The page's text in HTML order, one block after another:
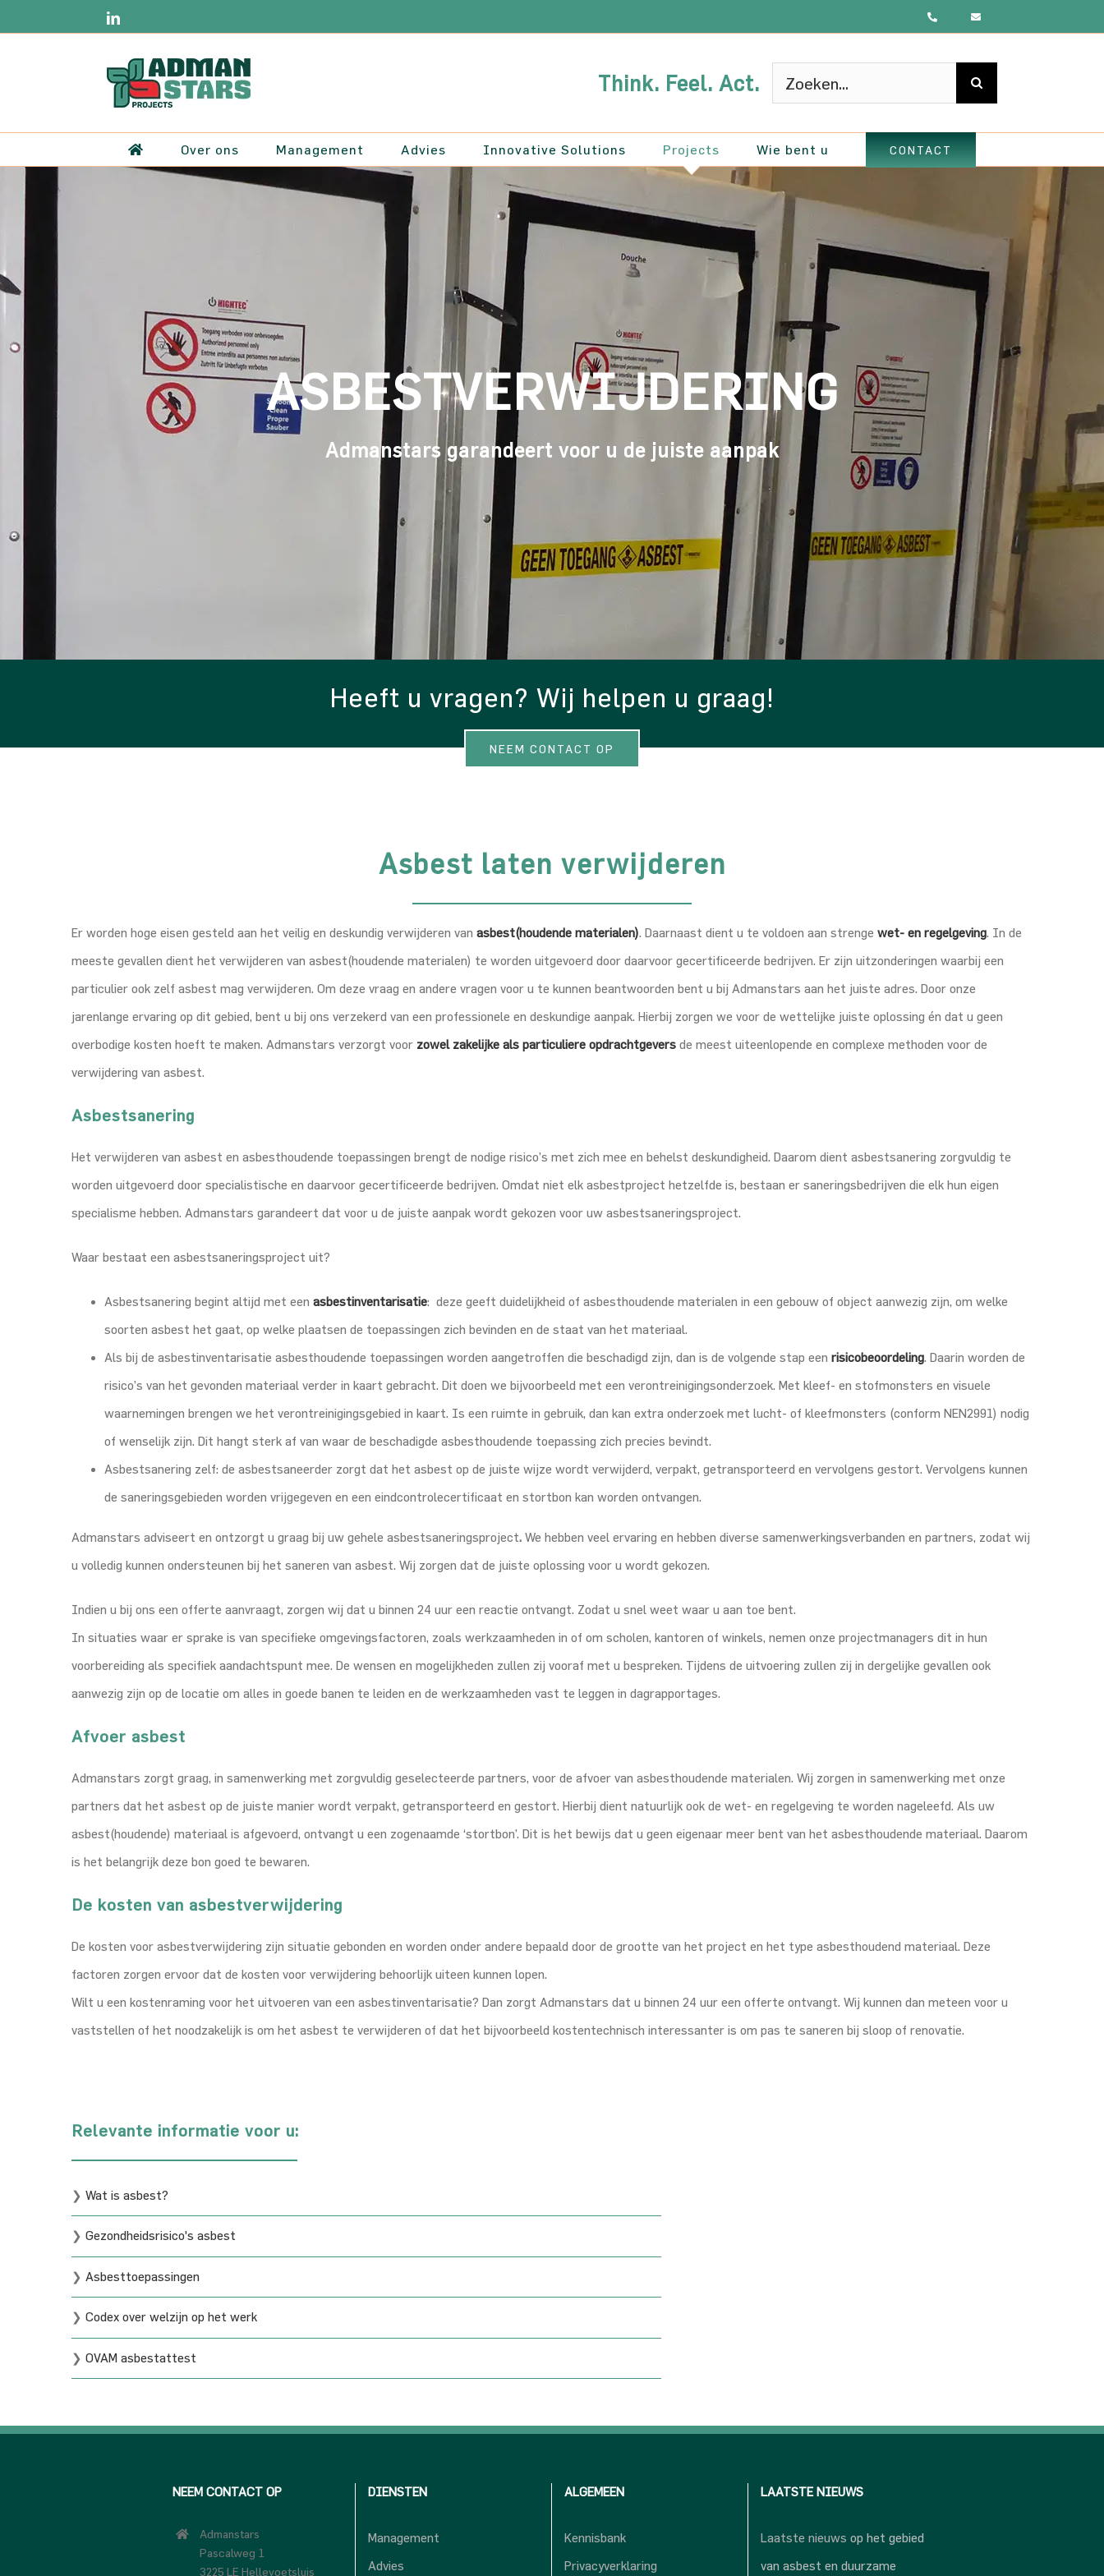
LinkedIn
Think. Feel. Act.
Zoeken
naar:
Over ons Management Advies Innovative Solutions Projects Wie bent u CONTACT
ASBESTVERWIJDERING
Admanstars garandeert voor u de juiste aanpak
Heeft u vragen? Wij helpen u graag!
NEEM CONTACT OP
Asbest laten verwijderen
Er worden hoge eisen gesteld aan het veilig en deskundig verwijderen van asbest(houdende materialen). Daarnaast dient u te voldoen aan strenge wet- en regelgeving. In de
meeste gevallen dient het verwijderen van asbest(houdende materialen) te worden uitgevoerd door daarvoor gecertificeerde bedrijven. Er zijn uitzonderingen waarbij een
particulier ook zelf asbest mag verwijderen. Om deze vraag en andere vragen voor u te kunnen beantwoorden bent u bij Admanstars aan het juiste adres. Door onze
jarenlange ervaring op dit gebied, bent u bij ons verzekerd van een professionele en deskundige aanpak. Hierbij zorgen we voor de wettelijke juiste oplossing én dat u geen
overbodige kosten hoeft te maken. Admanstars verzorgt voor zowel zakelijke als particuliere opdrachtgevers de meest uiteenlopende en complexe methoden voor de
verwijdering van asbest.
Asbestsanering
Het verwijderen van asbest en asbesthoudende toepassingen brengt de nodige risico’s met zich mee en behelst deskundigheid. Daarom dient asbestsanering zorgvuldig te
worden uitgevoerd door specialistische en daarvoor gecertificeerde bedrijven. Omdat niet elk asbestproject hetzelfde is, bestaan er saneringsbedrijven die elk hun eigen
specialisme hebben. Admanstars garandeert dat voor u de juiste aanpak wordt gekozen voor uw asbestsaneringsproject.
Waar bestaat een asbestsaneringsproject uit?
Asbestsanering begint altijd met een asbestinventarisatie: deze geeft duidelijkheid of asbesthoudende materialen in een gebouw of object aanwezig zijn, om welke
soorten asbest het gaat, op welke plaatsen de toepassingen zich bevinden en de staat van het materiaal.
Als bij de asbestinventarisatie asbesthoudende toepassingen worden aangetroffen die beschadigd zijn, dan is de volgende stap een risicobeoordeling. Daarin worden de
risico’s van het gevonden materiaal verder in kaart gebracht. Dit doen we bijvoorbeeld met een verontreinigingsonderzoek. Met kleef- en stofmonsters en visuele
waarnemingen brengen we het verontreinigingsgebied in kaart. Is een ruimte in gebruik, dan kan extra onderzoek met lucht- of kleefmonsters (conform NEN2991) nodig
of wenselijk zijn. Dit hangt sterk af van waar de beschadigde asbesthoudende toepassing zich precies bevindt.
Asbestsanering zelf: de asbestsaneerder zorgt dat het asbest op de juiste wijze wordt verwijderd, verpakt, getransporteerd en vervolgens gestort. Vervolgens kunnen
de saneringsgebieden worden vrijgegeven en een eindcontrolecertificaat en stortbon kan worden ontvangen.
Admanstars adviseert en ontzorgt u graag bij uw gehele asbestsaneringsproject. We hebben veel ervaring en hebben diverse samenwerkingsverbanden en partners, zodat wij
u volledig kunnen ondersteunen bij het saneren van asbest. Wij zorgen dat de juiste oplossing voor u wordt gekozen.
Indien u bij ons een offerte aanvraagt, zorgen wij dat u binnen 24 uur een reactie ontvangt. Zodat u snel weet waar u aan toe bent.
In situaties waar er sprake is van specifieke omgevingsfactoren, zoals werkzaamheden in of om scholen, kantoren of winkels, nemen onze projectmanagers dit in hun
voorbereiding als specifiek aandachtspunt mee. De wensen en mogelijkheden zullen zij vooraf met u bespreken. Tijdens de uitvoering zullen zij in dergelijke gevallen ook
aanwezig zijn op de locatie om alles in goede banen te leiden en de werkzaamheden vast te leggen in dagrapportages.
Afvoer asbest
Admanstars zorgt graag, in samenwerking met zorgvuldig geselecteerde partners, voor de afvoer van asbesthoudende materialen. Wij zorgen in samenwerking met onze
partners dat het asbest op de juiste manier wordt verpakt, getransporteerd en gestort. Hierbij dient natuurlijk ook de wet- en regelgeving te worden nageleefd. Als uw
asbest(houdende) materiaal is afgevoerd, ontvangt u een zogenaamde ‘stortbon’. Dit is het bewijs dat u geen eigenaar meer bent van het asbesthoudende materiaal. Daarom
is het belangrijk deze bon goed te bewaren.
De kosten van asbestverwijdering
De kosten voor asbestverwijdering zijn situatie gebonden en worden onder andere bepaald door de grootte van het project en het type asbesthoudend materiaal. Deze
factoren zorgen ervoor dat de kosten voor verwijdering behoorlijk uiteen kunnen lopen.
Wilt u een kostenraming voor het uitvoeren van een asbestinventarisatie? Dan zorgt Admanstars dat u binnen 24 uur een offerte ontvangt. Wij kunnen dan meteen voor u
vaststellen of het noodzakelijk is om het asbest te verwijderen of dat het bijvoorbeeld kostentechnisch interessanter is om pas te saneren bij sloop of renovatie.
Relevante informatie voor u:
❯ Wat is asbest?
❯ Gezondheidsrisico's asbest
❯ Asbesttoepassingen
❯ Codex over welzijn op het werk
❯ OVAM asbestattest
NEEM CONTACT OP
Admanstars
Pascalweg 1
3225 LE Hellevoetsluis
DIENSTEN
Management
Advies
ALGEMEEN
Kennisbank
Privacyverklaring
LAATSTE NIEUWS
Laatste nieuws op het gebied
van asbest en duurzame